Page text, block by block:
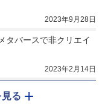
2023年9月28日
タバースで非クリエイ
2023年2月14日
る